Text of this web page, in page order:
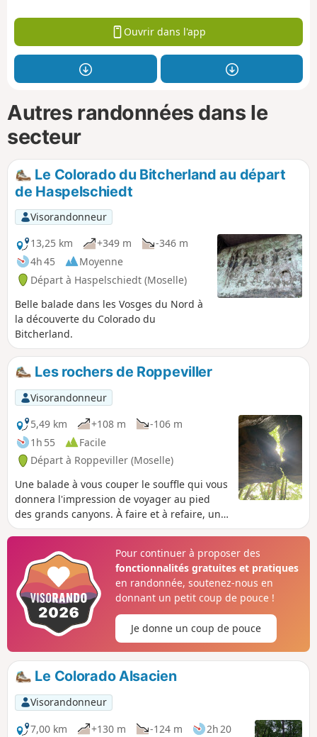
Ouvrir dans l'app
Autres randonnées dans le
secteur
Le Colorado du Bitcherland au départ
de Haspelschiedt
Visorandonneur
13,25 km
+349 m
-346 m
4h 45
Moyenne
Départ à Haspelschiedt (Moselle)
Belle balade dans les Vosges du Nord à
la découverte du Colorado du
Bitcherland.
Les rochers de Roppeviller
Visorandonneur
5,49 km
+108 m
-106 m
1h 55
Facile
Départ à Roppeviller (Moselle)
Une balade à vous couper le souffle qui vous
donnera l'impression de voyager au pied
des grands canyons. À faire et à refaire, un
lieu qui attire énormément de randonneurs,
de tables pour pique-niquer à l'ombre des
arbres.
Pour continuer à proposer des
fonctionnalités gratuites et pratiques
en randonnée, soutenez-nous en
donnant un petit coup de pouce !
Je donne un coup de pouce
Le Colorado Alsacien
Visorandonneur
7,00 km
+130 m -124 m 2h 20